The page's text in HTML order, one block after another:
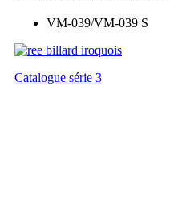
VM-039/VM-039 S
Catalogue série 3